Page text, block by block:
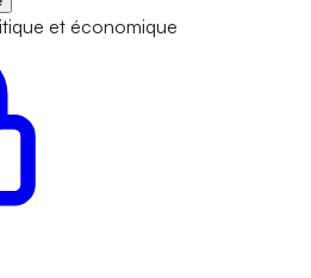
et économique